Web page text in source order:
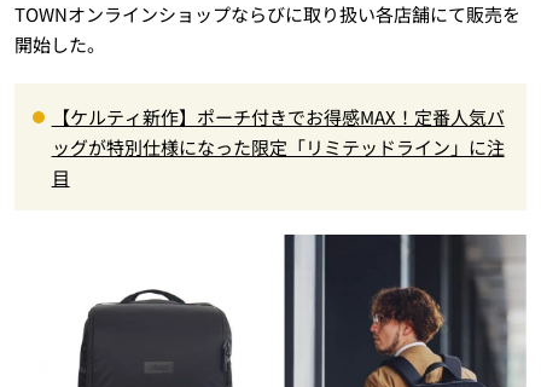
TOWNオンラインショップならびに取り扱い各店舗にて販売を
開始した。
【ケルティ新作】ポーチ付きでお得感MAX！定番人気バ
ッグが特別仕様になった限定「リミテッドライン」に注
目